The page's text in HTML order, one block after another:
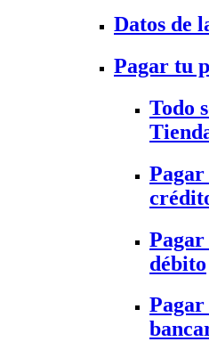
Datos de
Pagar tu
Todo
débito